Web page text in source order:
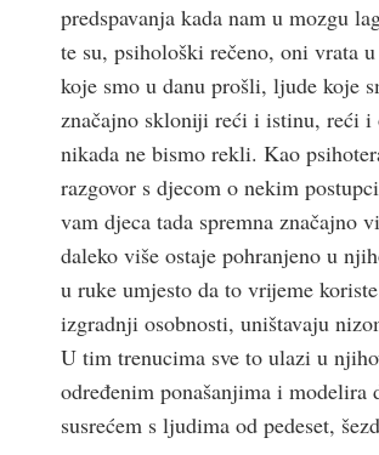
predspavanja kada nam u mozgu
te su, psihološki rečeno, oni vrata
koje smo u danu prošli, ljude koje
značajno skloniji reći i istinu, reći i
nikada ne bismo rekli. Kao
razgovor s djecom o nekim
vam djeca tada spremna značajno
daleko više ostaje pohranjeno u
u ruke umjesto da to vrijeme
izgradnji osobnosti, uništavaju
U tim trenucima sve to ulazi u
određenim ponašanjima i modelira
susrećem s ljudima od pedeset,